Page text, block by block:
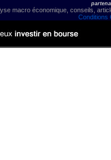
macro économique, conseils,
Conditions